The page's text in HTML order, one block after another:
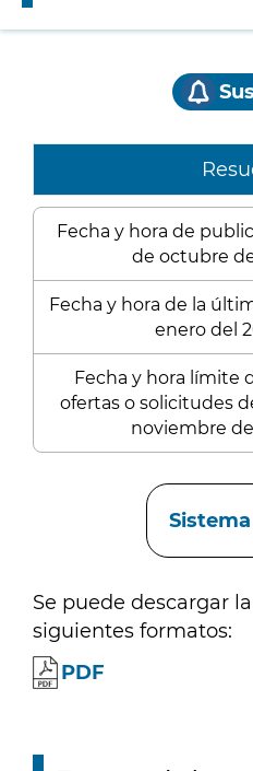
Fecha y hora de
de octubre
Fecha y hora de la
enero del
Fecha y hora límite
ofertas o solicitudes
noviembre
Se puede descargar
siguientes formatos:
PDF